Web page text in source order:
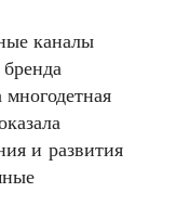
каналы
бренда
и развития